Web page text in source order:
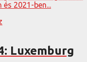
2021-ben...
Luxemburg